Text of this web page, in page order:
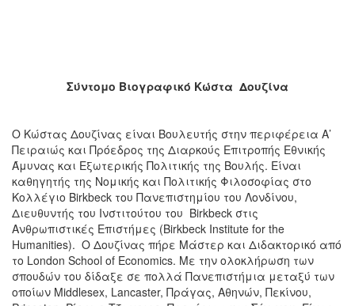
Σύντομο Βιογραφικό Κώστα Δουζίνα
Ο Κώστας Δουζίνας είναι Βουλευτής στην περιφέρεια Α’
Πειραιώς και Πρόεδρος της Διαρκούς Επιτροπής Εθνικής
Άμυνας και Εξωτερικής Πολιτικής της Βουλής. Είναι
καθηγητής της Νομικής και Πολιτικής Φιλοσοφίας στο
Κολλέγιο Birkbeck του Πανεπιστημίου του Λονδίνου,
Διευθυντής του Ινστιτούτου του Birkbeck στις
Ανθρωπιστικές Επιστήμες (Birkbeck Institute for the
Humanities). Ο Δουζίνας πήρε Μάστερ και Διδακτορικό από
το London School of Economics. Με την ολοκλήρωση των
σπουδών του δίδαξε σε πολλά Πανεπιστήμια μεταξύ των
οποίων Middlesex, Lancaster, Πράγας, Αθηνών, Πεκίνου,